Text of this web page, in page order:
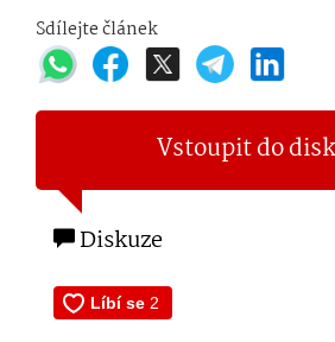
Sdílejte článek
Vstoupit do
Diskuze